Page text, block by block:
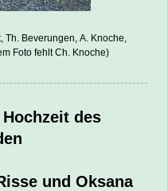
Th. Beverungen, A. Knoche,
Foto fehlt Ch. Knoche)
des
Oksana